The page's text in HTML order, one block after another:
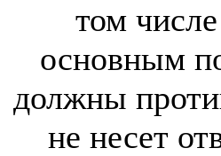
том
основным
должны
не несет